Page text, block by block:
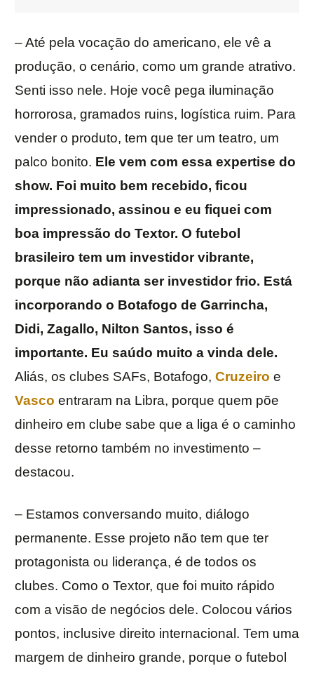
– Até pela vocação do americano, ele vê a
produção, o cenário, como um grande atrativo.
Senti isso nele. Hoje você pega iluminação
horrorosa, gramados ruins, logística ruim. Para
vender o produto, tem que ter um teatro, um
palco bonito. Ele vem com essa expertise do
show. Foi muito bem recebido, ficou
impressionado, assinou e eu fiquei com
boa impressão do Textor. O futebol
brasileiro tem um investidor vibrante,
porque não adianta ser investidor frio. Está
incorporando o Botafogo de Garrincha,
Didi, Zagallo, Nilton Santos, isso é
importante. Eu saúdo muito a vinda dele.
Aliás, os clubes SAFs, Botafogo, Cruzeiro e
Vasco entraram na Libra, porque quem põe
dinheiro em clube sabe que a liga é o caminho
desse retorno também no investimento –
destacou.
– Estamos conversando muito, diálogo
permanente. Esse projeto não tem que ter
protagonista ou liderança, é de todos os
clubes. Como o Textor, que foi muito rápido
com a visão de negócios dele. Colocou vários
pontos, inclusive direito internacional. Tem uma
margem de dinheiro grande, porque o futebol